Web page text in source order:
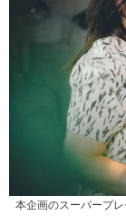
本企画のスーパープ